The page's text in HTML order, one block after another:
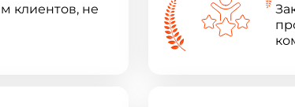
клиентов, не